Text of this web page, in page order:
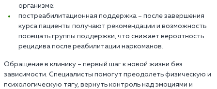
организме;
постреабилитационная поддержка – после завершения
курса пациенты получают рекомендации и возможность
посещать группы поддержки, что снижает вероятность
рецидива после реабилитации наркоманов.
Обращение в клинику – первый шаг к новой жизни без
зависимости. Специалисты помогут преодолеть физическую и
психологическую тягу, вернуть контроль над эмоциями и